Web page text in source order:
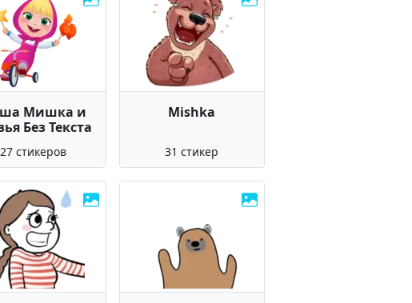
Мишка и
Без Текста
27 стикеров
Mishka
31 стикер